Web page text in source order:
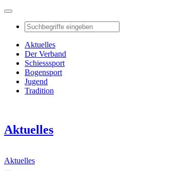
Aktuelles
Der Verband
Schiesssport
Bogensport
Jugend
Tradition
Aktuelles
Aktuelles